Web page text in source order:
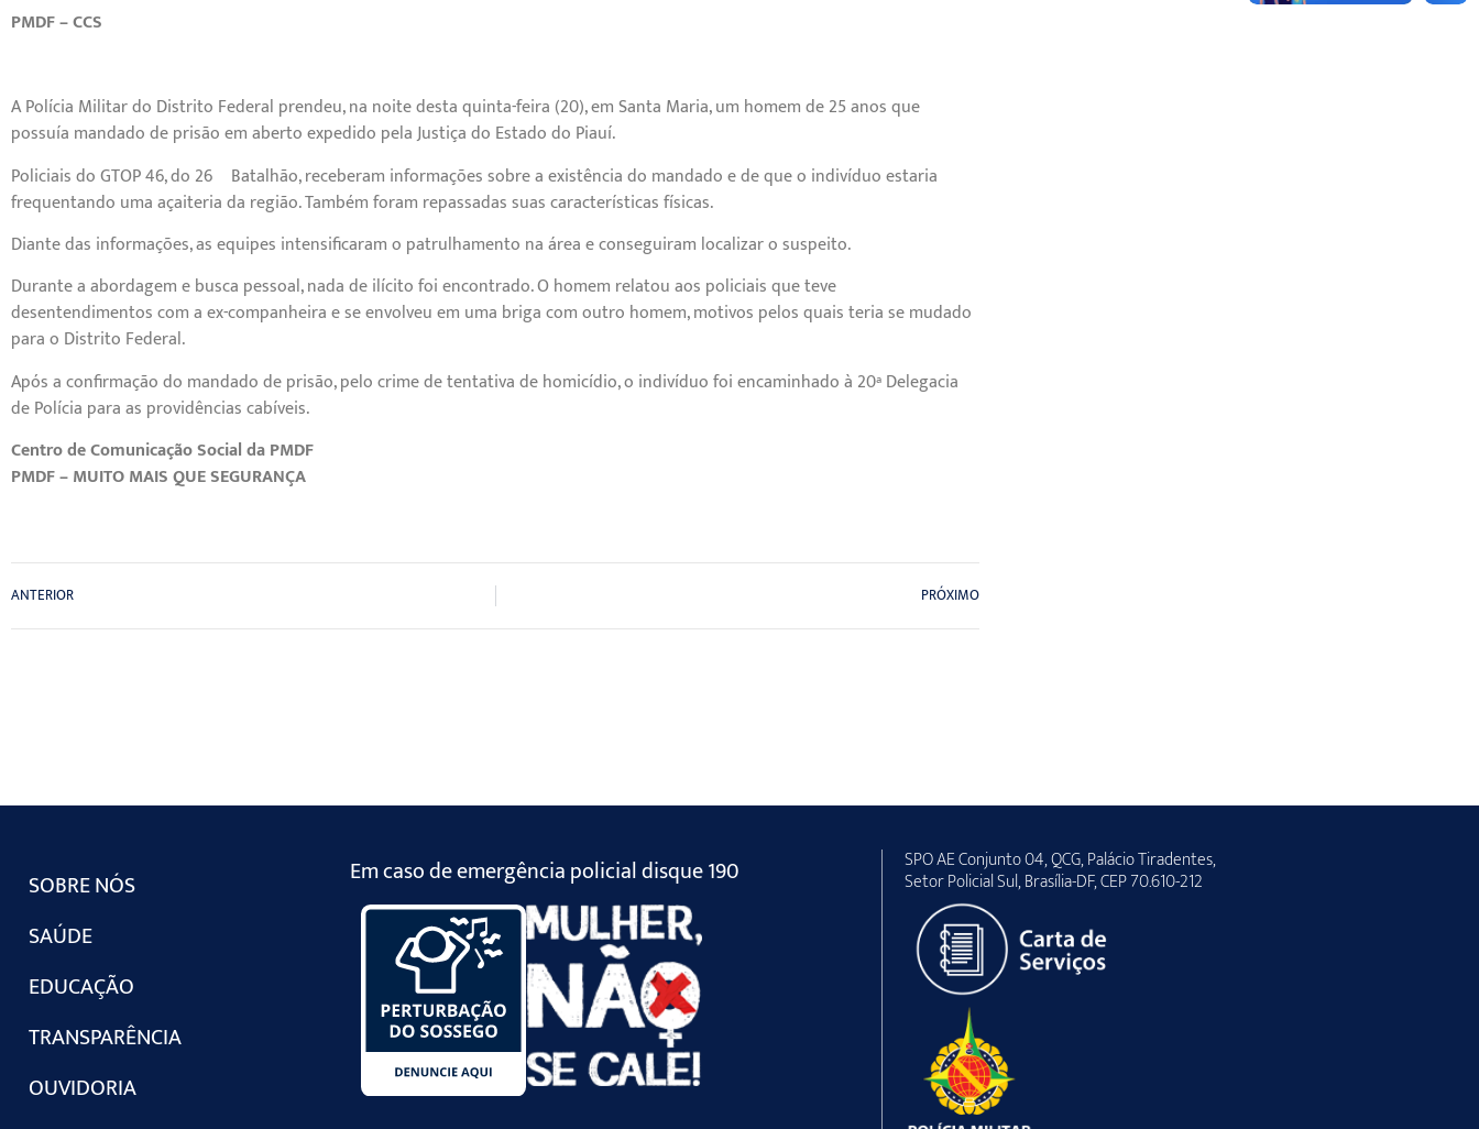
PMDF – CCS
A Polícia Militar do Distrito Federal prendeu, na noite desta quinta-feira (20), em Santa Maria, um homem de 25 anos que
possuía mandado de prisão em aberto expedido pela Justiça do Estado do Piauí.
Policiais do GTOP 46, do 26º Batalhão, receberam informações sobre a existência do mandado e de que o indivíduo estaria
frequentando uma açaiteria da região. Também foram repassadas suas características físicas.
Diante das informações, as equipes intensificaram o patrulhamento na área e conseguiram localizar o suspeito.
Durante a abordagem e busca pessoal, nada de ilícito foi encontrado. O homem relatou aos policiais que teve
desentendimentos com a ex-companheira e se envolveu em uma briga com outro homem, motivos pelos quais teria se mudado
para o Distrito Federal.
Após a confirmação do mandado de prisão, pelo crime de tentativa de homicídio, o indivíduo foi encaminhado à 20ª Delegacia
de Polícia para as providências cabíveis.
Centro de Comunicação Social da PMDF
PMDF – MUITO MAIS QUE SEGURANÇA
ANTERIOR PRÓXIMO
SOBRE NÓS
SAÚDE
EDUCAÇÃO
TRANSPARÊNCIA
OUVIDORIA
Em caso de emergência policial disque 190 SPO AE Conjunto 04, QCG, Palácio Tiradentes,
Setor Policial Sul, Brasília-DF, CEP 70.610-212